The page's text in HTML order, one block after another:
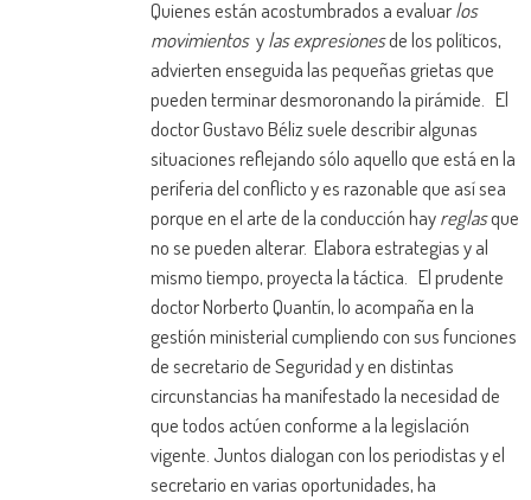
Quienes están acostumbrados a evaluarlos
movimientos ylas expresionesde los políticos,
advierten enseguida las pequeñas grietas que
pueden terminar desmoronando la pirámide. El
doctor Gustavo Béliz suele describir algunas
situaciones reflejando sólo aquello que está en la
periferia del conflicto y es razonable que así sea
porque en el arte de la conducción hayreglasque
no se pueden alterar. Elabora estrategias y al
mismo tiempo, proyecta la táctica. El prudente
doctor Norberto Quantín, lo acompaña en la
gestión ministerial cumpliendo con sus funciones
de secretario de Seguridad y en distintas
circunstancias ha manifestado la necesidad de
que todos actúen conforme a la legislación
vigente. Juntos dialogan con los periodistas y el
secretario en varias oportunidades, ha